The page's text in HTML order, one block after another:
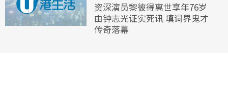
资深演员黎彼得离世享年76岁
由钟志光证实死讯 填词界鬼才
传奇落幕